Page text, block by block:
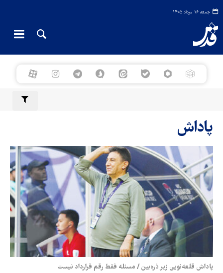
جمعه ۱۶ مرداد ۱۴۰۵
پاداش
پاداش قلعه‌نویی زیر ذره‌بین / مسئله فقط رقم قرارداد نیست